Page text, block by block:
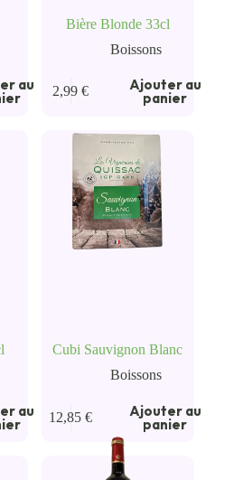
au
Bière Blonde 33cl
Boissons
2,99€ Ajouter au
panier
au
Cubi Sauvignon Blanc
Boissons
12,85€ Ajouter au
panier